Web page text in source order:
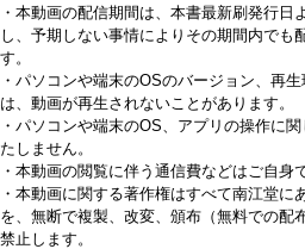
・本動画の配信期間は、本書最新刷発行日
し、予期しない事情によりその期間内でも
す。
・パソコンや端末のOSのバージョン、再
は、動画が再生されないことがあります。
・パソコンや端末のOS、アプリの操作に
たしません。
・本動画の閲覧に伴う通信費などはご自身
・本動画に関する著作権はすべて南江堂
を、無断で複製、改変、頒布（無料での配
禁止します。